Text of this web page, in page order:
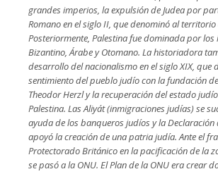
grandes imperios, la expulsión de Judea por
Romano en el siglo II, que denominó al territorio
Posteriormente, Palestina fue dominada por
Bizantino, Árabe y Otomano. La historiadora
desarrollo del nacionalismo en el siglo XIX, que
sentimiento del pueblo judío con la fundación
Theodor Herzl y la recuperación del estado
Palestina. Las Aliyát (inmigraciones judías) se
ayuda de los banqueros judíos y la Declaración
apoyó la creación de una patria judía. Ante el
Protectorado Británico en la pacificación de la
se pasó a la ONU. El Plan de la ONU era crear